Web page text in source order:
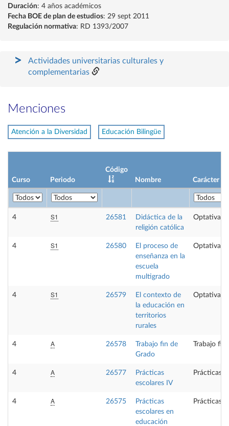
Duración: 4 años académicos
Fecha BOE de plan de estudios: 29 sept 2011
Regulación normativa: RD 1393/2007
Actividades universitarias culturales y
complementarias
Menciones
Atención a la Diversidad Educación Bilingüe
Curso Periodo
Código
Nombre
Carácter
4 S1 26581
Didáctica de la
religión católica
Optativa
4 S1 26580
El proceso de
enseñanza en la
escuela
multigrado
Optativa
4 S1 26579
El contexto de
la educación en
territorios
rurales
Optativa
4 A 26578
Trabajo fin de
Grado
Trabajo fin
4 A 26577
Prácticas
escolares IV
Prácticas
4 A 26575
Prácticas
escolares en
educación
Prácticas